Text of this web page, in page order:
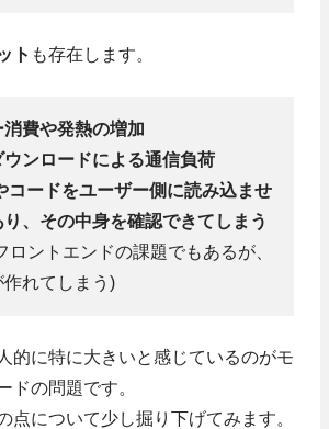
ト も存在します。
費や発熱の増加
ウンロードによる通信負荷
コードをユーザー側に読み込ませ
、その中身を確認できてしまう
ロントエンドの課題でもあるが、
作れてしまう)
的に特に大きいと感じているのがモ
ドの問題です。
点について少し掘り下げてみます。